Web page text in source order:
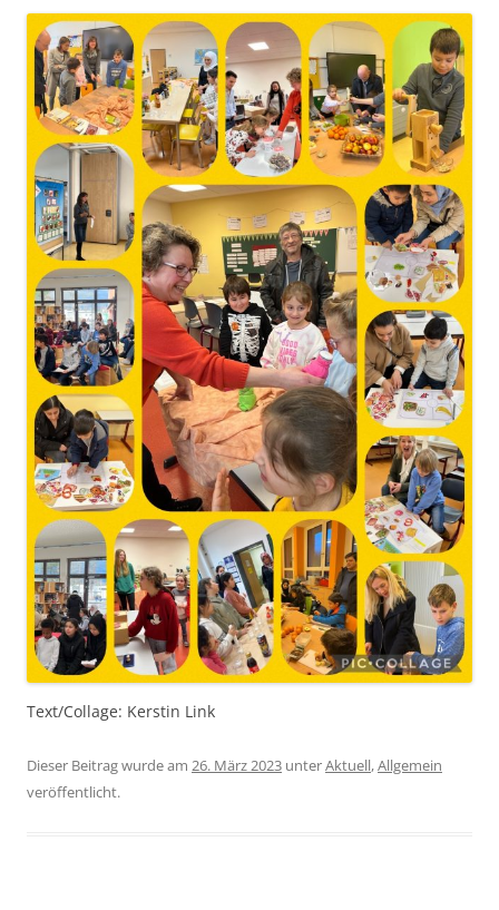
Text/Collage: Kerstin Link
Dieser Beitrag wurde am 26. März 2023 unterAktuell,Allgemein
veröffentlicht.